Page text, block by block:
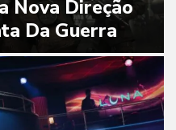
Nova Direção
Da Guerra